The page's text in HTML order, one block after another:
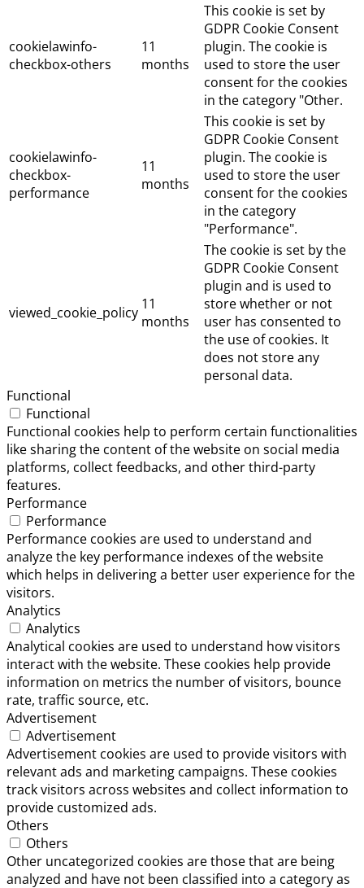
cookielawinfo-
checkbox-others
11
months
This cookie is set by
GDPR Cookie Consent
plugin. The cookie is
used to store the user
consent for the cookies
in the category "Other.
cookielawinfo-
checkbox-
performance
11
months
This cookie is set by
GDPR Cookie Consent
plugin. The cookie is
used to store the user
consent for the cookies
in the category
"Performance".
viewed_cookie_policy 11
months
The cookie is set by the
GDPR Cookie Consent
plugin and is used to
store whether or not
user has consented to
the use of cookies. It
does not store any
personal data.
Functional
Functional
Functional cookies help to perform certain functionalities
like sharing the content of the website on social media
platforms, collect feedbacks, and other third-party
features.
Performance
Performance
Performance cookies are used to understand and
analyze the key performance indexes of the website
which helps in delivering a better user experience for the
visitors.
Analytics
Analytics
Analytical cookies are used to understand how visitors
interact with the website. These cookies help provide
information on metrics the number of visitors, bounce
rate, traffic source, etc.
Advertisement
Advertisement
Advertisement cookies are used to provide visitors with
relevant ads and marketing campaigns. These cookies
track visitors across websites and collect information to
provide customized ads.
Others
Others
Other uncategorized cookies are those that are being
analyzed and have not been classified into a category as